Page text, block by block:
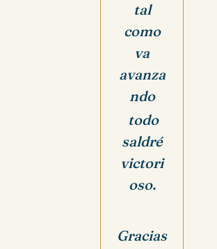
tal
como
va
avanza
ndo
todo
saldré
victori
oso.
Gracias